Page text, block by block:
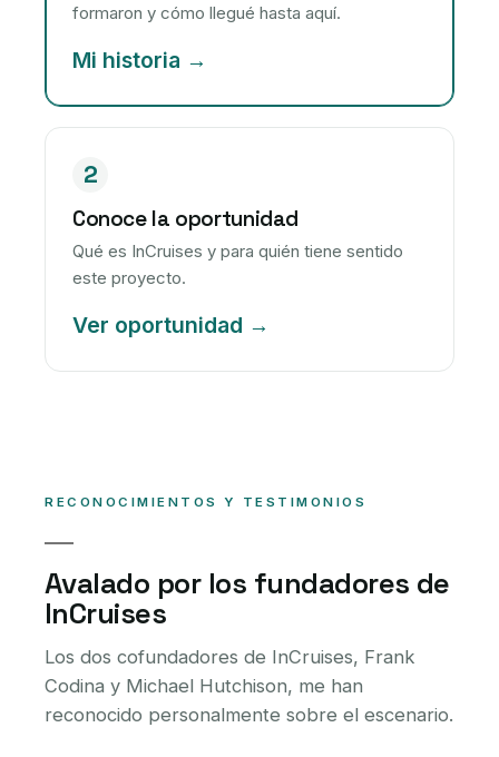
formaron y cómo llegué hasta aquí.
Mi historia
2
Conoce la oportunidad
Qué es InCruises y para quién tiene sentido
este proyecto.
Ver oportunidad
RECONOCIMIENTOS Y TESTIMONIOS
Avalado por los fundadores de
InCruises
Los dos cofundadores de InCruises, Frank
Codina y Michael Hutchison, me han
reconocido personalmente sobre el escenario.